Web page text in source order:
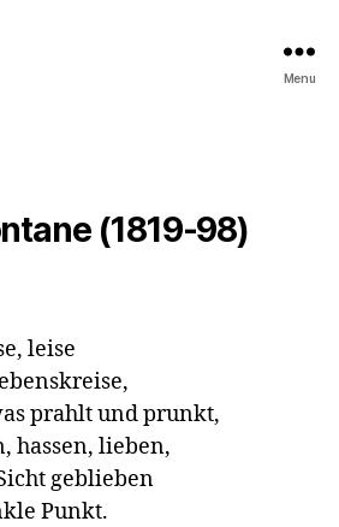
Menu
(1819-98)
leise
prahlt und prunkt,
hassen, lieben,
geblieben
Punkt.